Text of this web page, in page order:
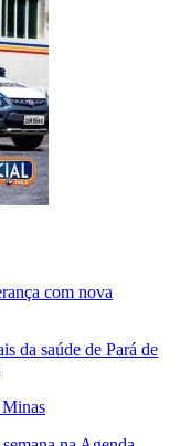
com nova
da saúde de Pará de
Minas